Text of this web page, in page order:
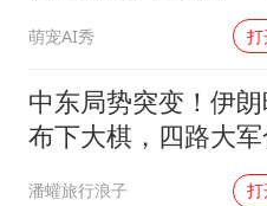
奋进
萌宠AI秀 打
中东局势突变！伊朗
布下大棋，四路大
围，特朗普面临死局
潘蠸旅行浪子 打